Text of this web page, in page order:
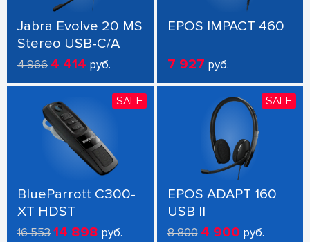
Jabra Evolve 20 MS
Stereo USB-C/A
4 966 4 414 руб.
EPOS IMPACT 460
7 927 руб.
SALE
BlueParrott C300-
XT HDST
16 55314 898 руб.
SALE
EPOS ADAPT 160
USB II
8 800 4 900 руб.